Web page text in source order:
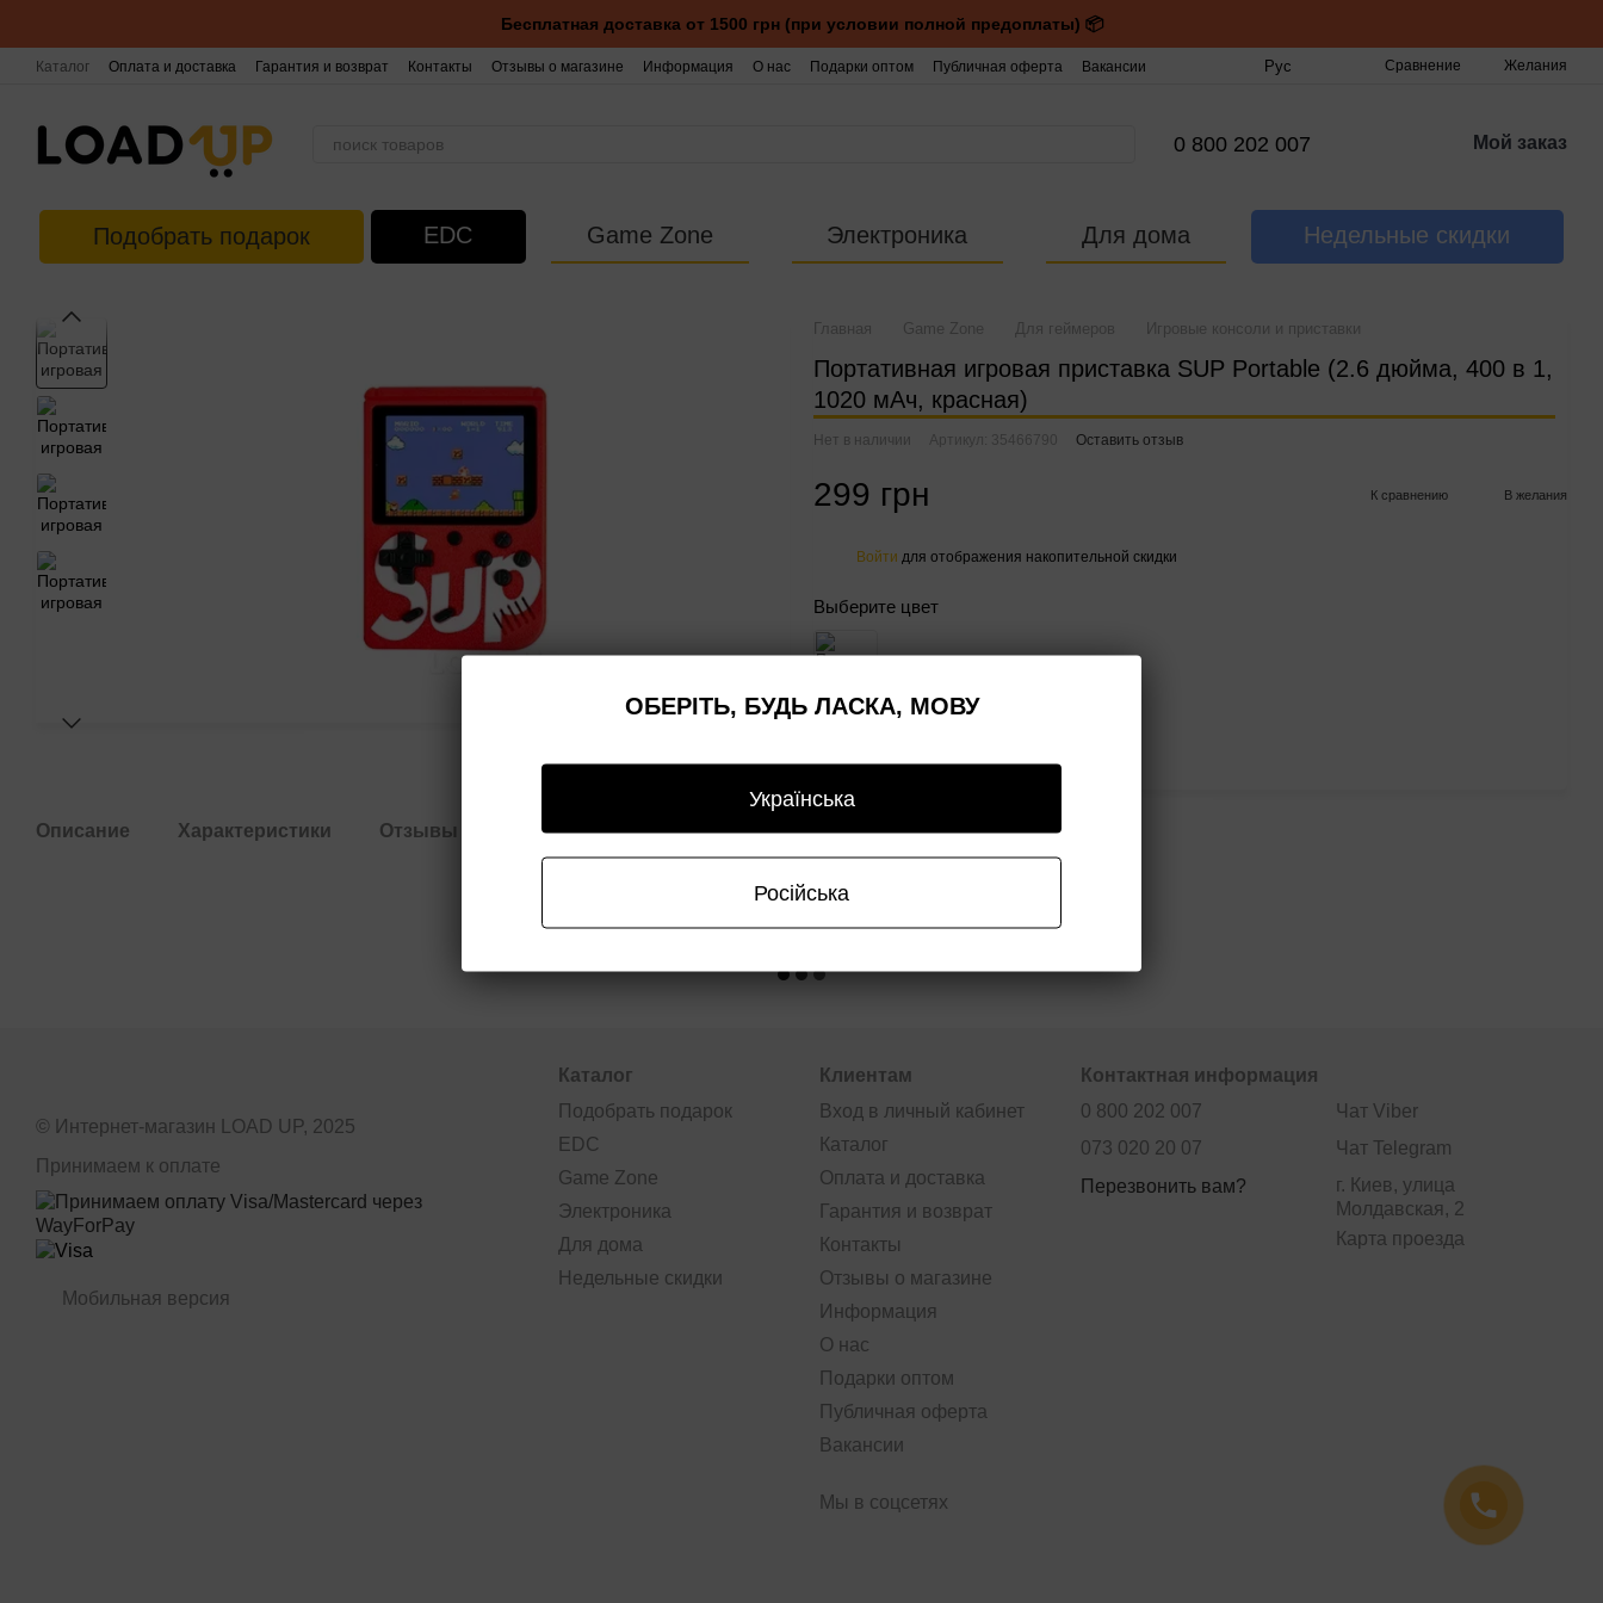
Бесплатная доставка от 1500 грн (при условии полной предоплаты) 📦
Каталог Оплата и доставка Гарантия и возврат Контакты Отзывы о магазине Информация О нас Подарки оптом Публичная оферта Вакансии Рус Сравнение Желания
0 800 202 007 Мой заказ
Подобрать подарок EDC Game Zone Электроника Для дома Недельные скидки
Главная Game Zone Для геймеров Игровые консоли и приставки
Портативная игровая приставка SUP Portable (2.6 дюйма, 400 в 1,
1020 мАч, красная)
Нет в наличии Артикул: 35466790 Оставить отзыв
299 грн К сравнению В желания
Войти для отображения накопительной скидки
Выберите цвет
Сообщить, когда появится
Описание Характеристики Отзывы Доставка Оплата Гарантия Опт/дроп
© Интернет-магазин LOAD UP, 2025
Принимаем к оплате
Мобильная версия
Каталог
Подобрать подарок
EDC
Game Zone
Электроника
Для дома
Недельные скидки
Клиентам
Вход в личный кабинет
Каталог
Оплата и доставка
Гарантия и возврат
Контакты
Отзывы о магазине
Информация
О нас
Подарки оптом
Публичная оферта
Вакансии
Мы в соцсетях
Контактная информация
0 800 202 007
073 020 20 07
Перезвонить вам?
Чат Viber
Чат Telegram
г. Киев, улица
Молдавская, 2
Карта проезда
ОБЕРІТЬ, БУДЬ ЛАСКА, МОВУ
Українська
Російська